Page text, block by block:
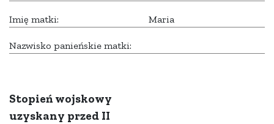
Imię matki: Maria
Nazwisko panieńskie matki:
Stopień wojskowy
uzyskany przed II